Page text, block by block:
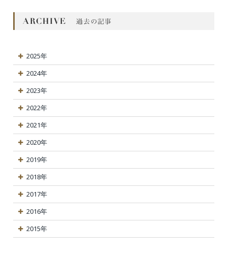
2025年
2024年
2023年
2022年
2021年
2020年
2019年
2018年
2017年
2016年
2015年